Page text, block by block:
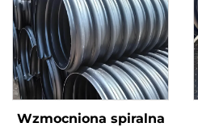
Wzmocniona spiralna